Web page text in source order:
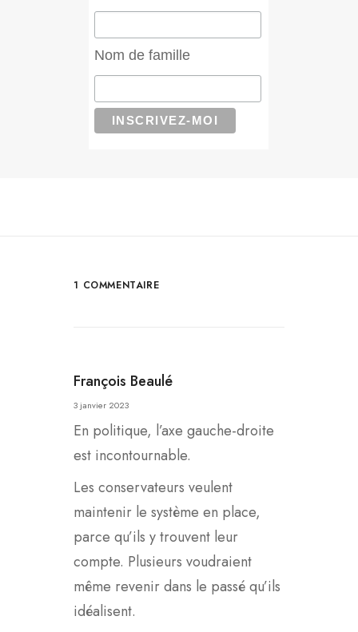
Nom de famille
1 COMMENTAIRE
François Beaulé
3 janvier 2023
En politique, l’axe gauche-droite
est incontournable.
Les conservateurs veulent
maintenir le système en place,
parce qu’ils y trouvent leur
compte. Plusieurs voudraient
même revenir dans le passé qu’ils
idéalisent.